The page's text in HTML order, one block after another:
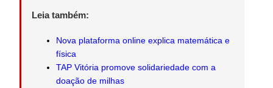
Leia também:
Nova plataforma online explica matemática e
física
TAP Vitória promove solidariedade com a
doação de milhas